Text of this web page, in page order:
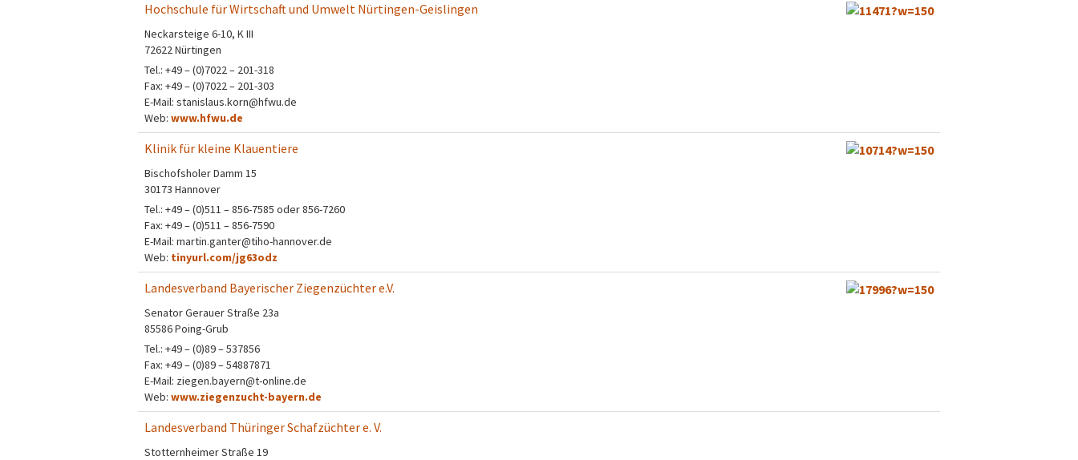
Hochschule für Wirtschaft und Umwelt Nürtingen-Geislingen
Neckarsteige 6-10, K III
72622 Nürtingen
Tel.: +49 – (0)7022 – 201-318
Fax: +49 – (0)7022 – 201-303
E-Mail: stanislaus.korn@hfwu.de
Web: www.hfwu.de
Klinik für kleine Klauentiere
Bischofsholer Damm 15
30173 Hannover
Tel.: +49 – (0)511 – 856-7585 oder 856-7260
Fax: +49 – (0)511 – 856-7590
E-Mail: martin.ganter@tiho-hannover.de
Web: tinyurl.com/jg63odz
Landesverband Bayerischer Ziegenzüchter e.V.
Senator Gerauer Straße 23a
85586 Poing-Grub
Tel.: +49 – (0)89 – 537856
Fax: +49 – (0)89 – 54887871
E-Mail: ziegen.bayern@t-online.de
Web: www.ziegenzucht-bayern.de
Landesverband Thüringer Schafzüchter e. V.
Stotternheimer Straße 19